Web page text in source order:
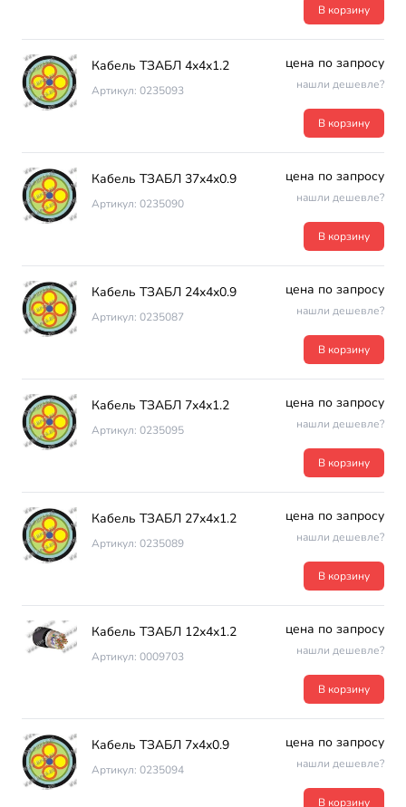
В корзину
Кабель ТЗАБЛ 4х4х1.2
Артикул: 0235093
цена по запросу
нашли дешевле?
В корзину
Кабель ТЗАБЛ 37х4х0.9
Артикул: 0235090
цена по запросу
нашли дешевле?
В корзину
Кабель ТЗАБЛ 24х4х0.9
Артикул: 0235087
цена по запросу
нашли дешевле?
В корзину
Кабель ТЗАБЛ 7х4х1.2
Артикул: 0235095
цена по запросу
нашли дешевле?
В корзину
Кабель ТЗАБЛ 27х4х1.2
Артикул: 0235089
цена по запросу
нашли дешевле?
В корзину
Кабель ТЗАБЛ 12х4х1.2
Артикул: 0009703
цена по запросу
нашли дешевле?
В корзину
Кабель ТЗАБЛ 7х4х0.9
Артикул: 0235094
цена по запросу
нашли дешевле?
В корзину